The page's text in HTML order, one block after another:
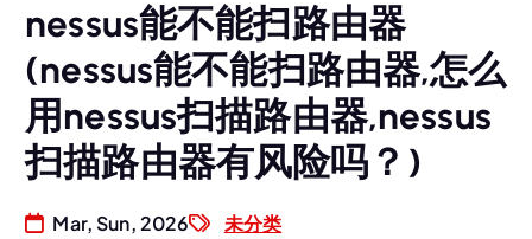
nessus能不能扫路由器
(nessus能不能扫路由器,怎么
用nessus扫描路由器,nessus
扫描路由器有风险吗？)
Mar, Sun, 2026 未分类